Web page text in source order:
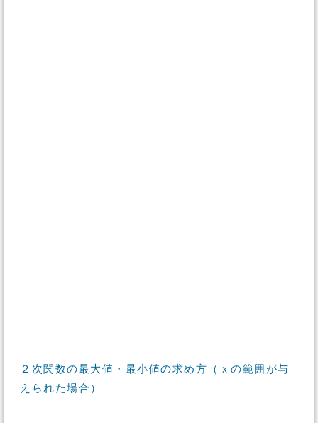
２次関数の最大値・最小値の求め方（ｘの範囲が与
えられた場合）